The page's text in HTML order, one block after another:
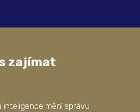
zajímat
inteligence mění správu